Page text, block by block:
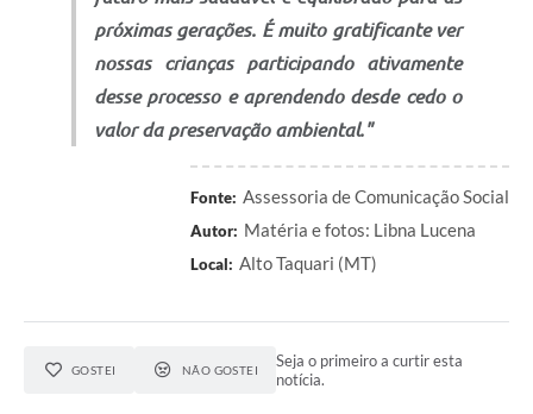
próximas gerações. É muito gratificante ver
nossas crianças participando ativamente
desse processo e aprendendo desde cedo o
valor da preservação ambiental."
Fonte: Assessoria de Comunicação Social
Autor: Matéria e fotos: Libna Lucena
Local: Alto Taquari (MT)
GOSTEI NÃO GOSTEI
Seja o primeiro a curtir esta
notícia.